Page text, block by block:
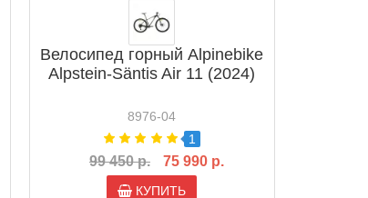
Велосипед горный Alpinebike
Alpstein-Säntis Air 11 (2024)
8976-04
1
99 450 р. 75 990 р.
КУПИТЬ